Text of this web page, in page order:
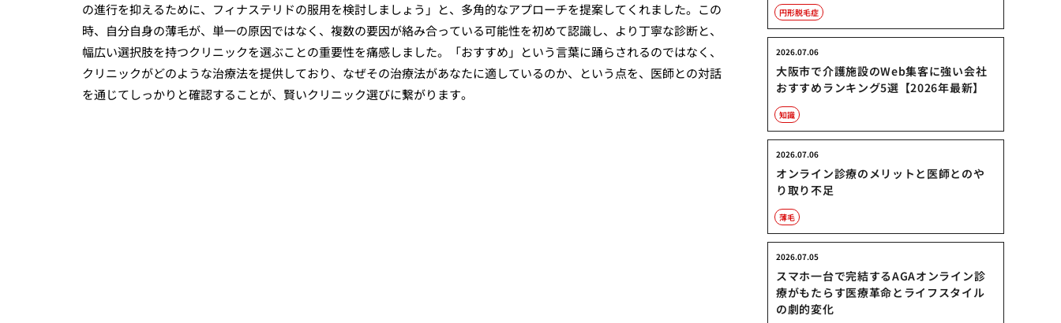
の進行を抑えるために、フィナステリドの服用を検討しましょう」と、多角的なアプローチを提案してくれました。この
時、自分自身の薄毛が、単一の原因ではなく、複数の要因が絡み合っている可能性を初めて認識し、より丁寧な診断と、
幅広い選択肢を持つクリニックを選ぶことの重要性を痛感しました。「おすすめ」という言葉に踊らされるのではなく、
クリニックがどのような治療法を提供しており、なぜその治療法があなたに適しているのか、という点を、医師との対話
を通じてしっかりと確認することが、賢いクリニック選びに繋がります。
円形脱毛症
大阪市で介護施設のWeb集客に強い会社
おすすめランキング5選【2026年最新】
2026.07.06
知識
オンライン診療のメリットと医師とのや
り取り不足
2026.07.06
薄毛
スマホ一台で完結するAGAオンライン診
療がもたらす医療革命とライフスタイル
の劇的変化
2026.07.05